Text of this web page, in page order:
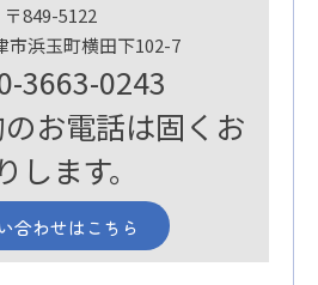
〒849-5122
市浜玉町横田下102-7
3663-0243
お電話は固くお
します。
合わせはこちら